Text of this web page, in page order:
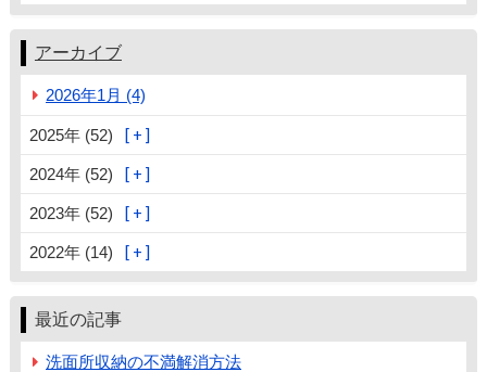
アーカイブ
2026年1月 (4)
2025年 (52)
2024年 (52)
2023年 (52)
2022年 (14)
最近の記事
洗面所収納の不満解消方法